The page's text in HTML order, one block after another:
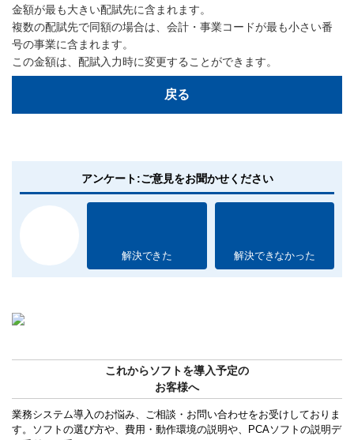
金額が最も大きい配賦先に含まれます。
複数の配賦先で同額の場合は、会計・事業コードが最も小さい番
号の事業に含まれます。
この金額は、配賦入力時に変更することができます。
戻る
アンケート:ご意見をお聞かせください
解決できた 解決できなかった
これからソフトを導入予定の
お客様へ
業務システム導入のお悩み、ご相談・お問い合わせをお受けしておりま
す。ソフトの選び方や、費用・動作環境の説明や、PCAソフトの説明デ